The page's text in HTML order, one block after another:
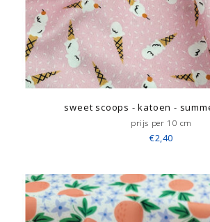
sweet scoops - katoen -
prijs per 10 cm
€2,40